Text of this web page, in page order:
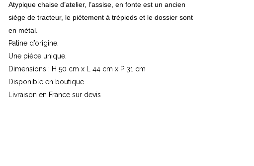
Atypique chaise d’atelier, l’assise, en fonte est un ancien
siège de tracteur, le piètement à trépieds et le dossier sont
en métal.
Patine d’origine.
Une pièce unique.
Dimensions : H 50 cm x L 44 cm x P 31 cm
Disponible en boutique
Livraison en France sur devis